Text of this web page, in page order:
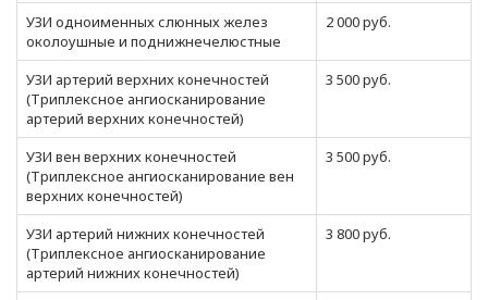
УЗИ одноименных слюнных желез
околоушные и поднижнечелюстные
2 000 руб.
УЗИ артерий верхних конечностей
(Триплексное ангиосканирование
артерий верхних конечностей)
3 500 руб.
УЗИ вен верхних конечностей
(Триплексное ангиосканирование вен
верхних конечностей)
3 500 руб.
УЗИ артерий нижних конечностей
(Триплексное ангиосканирование
артерий нижних конечностей)
3 800 руб.